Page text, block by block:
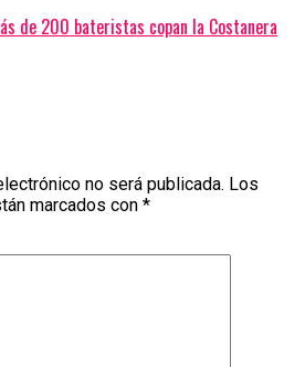
de 200 bateristas copan la Costanera
no será publicada. Los
marcados con *